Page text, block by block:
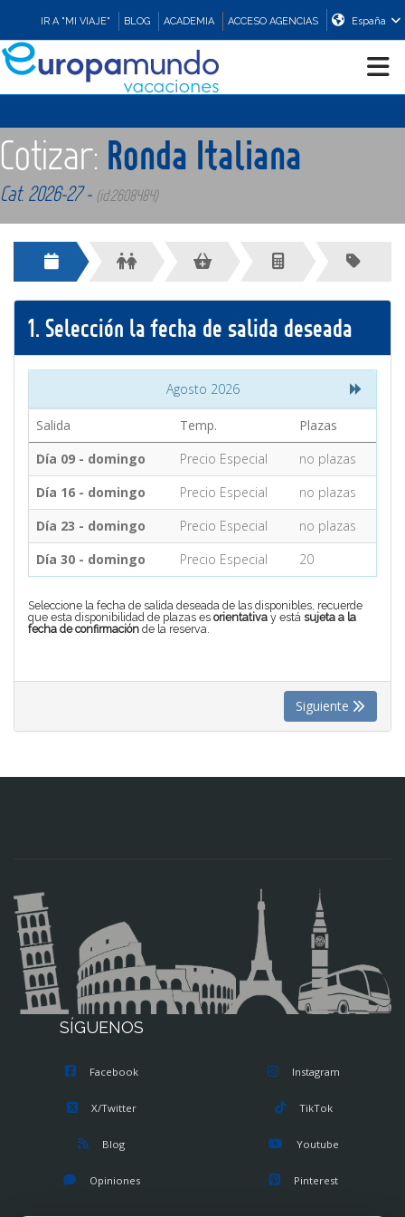
IR A "MI VIAJE" BLOG ACADEMIA ACCESO AGENCIAS España
COMPRAR
CONTACTO
MÁS
Cotizar: Ronda Italiana
Cat. 2026-27 - (id:2608484)
1. Selección la fecha de salida deseada
Agosto 2026
Salida Temp.
Plazas
Día 09 - domingo
Precio Especial
no plazas
Día 16 - domingo
Precio Especial
no plazas
Día 23 - domingo
Precio Especial
no plazas
Día 30 - domingo
Precio Especial 20
Seleccione la fecha de salida deseada de las disponibles, recuerde
que esta disponibilidad de plazas es orientativa y está sujeta a la
fecha de confirmación de la reserva.
Siguiente
SÍGUENOS
Facebook
X/Twitter
Blog
Opiniones
Instagram
TikTok
Youtube
Pinterest